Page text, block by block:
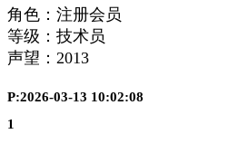
角色：注册会员
等级：技术员
声望： 2013
P:2026-03-13 10:02:08
1